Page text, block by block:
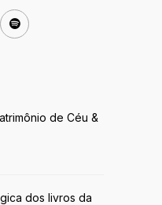
de Céu &
dos livros da